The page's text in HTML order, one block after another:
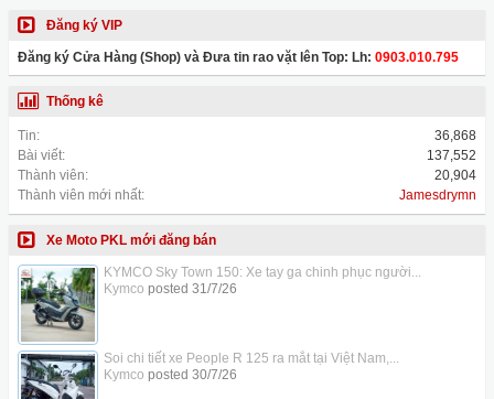
Đăng ký VIP
Đăng ký Cửa Hàng (Shop) và Đưa tin rao vặt lên Top: Lh: 0903.010.795
Thống kê
Tin:
36,868
Bài viết:
137,552
Thành viên:
20,904
Thành viên mới nhất:
Jamesdrymn
Xe Moto PKL mới đăng bán
KYMCO Sky Town 150: Xe tay ga chinh phục người...
Kymco posted 31/7/26
Soi chi tiết xe People R 125 ra mắt tại Việt Nam,...
Kymco posted 30/7/26